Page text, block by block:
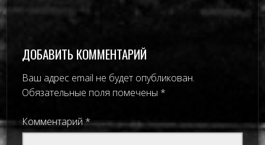
ДОБАВИТЬ КОММЕНТАРИЙ
Ваш адрес email не будет опубликован.
Обязательные поля помечены *
Комментарий*